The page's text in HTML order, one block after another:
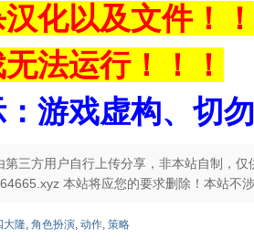
汉化以及文件！
法运行！！！
游戏虚构、切
第三方用户自行上传分享，非本站自制，
本站将应您的要求删除！本站不
大隆, 角色扮演, 动作, 策略